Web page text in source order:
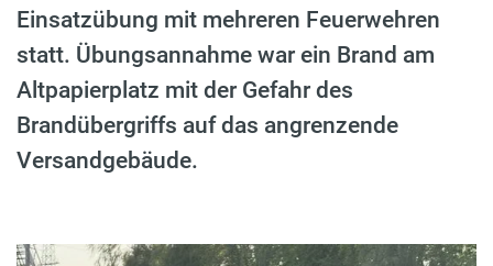
Einsatzübung mit mehreren Feuerwehren
statt. Übungsannahme war ein Brand am
Altpapierplatz mit der Gefahr des
Brandübergriffs auf das angrenzende
Versandgebäude.